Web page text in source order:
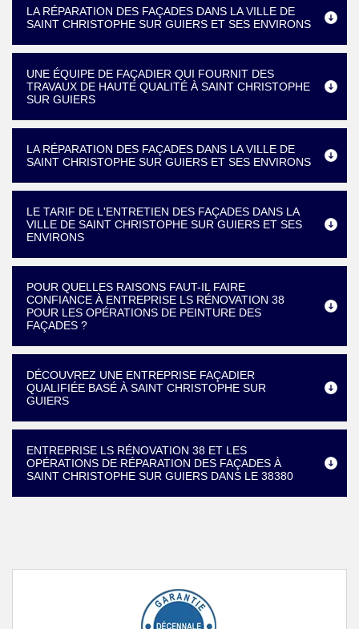
LA RÉPARATION DES FAÇADES DANS LA VILLE DE
SAINT CHRISTOPHE SUR GUIERS ET SES ENVIRONS
UNE ÉQUIPE DE FAÇADIER QUI FOURNIT DES
TRAVAUX DE HAUTE QUALITÉ À SAINT CHRISTOPHE
SUR GUIERS
LA RÉPARATION DES FAÇADES DANS LA VILLE DE
SAINT CHRISTOPHE SUR GUIERS ET SES ENVIRONS
LE TARIF DE L'ENTRETIEN DES FAÇADES DANS LA
VILLE DE SAINT CHRISTOPHE SUR GUIERS ET SES
ENVIRONS
POUR QUELLES RAISONS FAUT-IL FAIRE
CONFIANCE À ENTREPRISE LS RÉNOVATION 38
POUR LES OPÉRATIONS DE PEINTURE DES
FAÇADES ?
DÉCOUVREZ UNE ENTREPRISE FAÇADIER
QUALIFIÉE BASÉ À SAINT CHRISTOPHE SUR
GUIERS
ENTREPRISE LS RÉNOVATION 38 ET LES
OPÉRATIONS DE RÉPARATION DES FAÇADES À
SAINT CHRISTOPHE SUR GUIERS DANS LE 38380